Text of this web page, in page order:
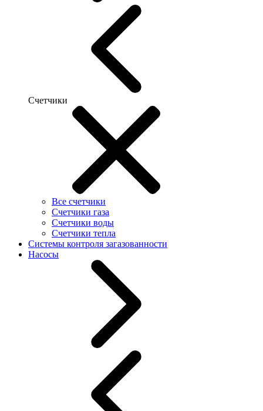
Счетчики
Все счетчики
Счетчики газа
Счетчики воды
Счетчики тепла
Системы контроля загазованности
Насосы